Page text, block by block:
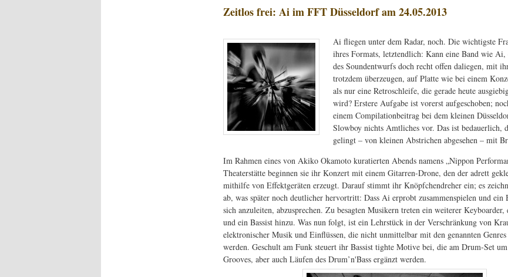
Zeitlos frei: Ai im FFT Düsseldorf am 24.05.2013
Ai fliegen unter dem Radar, noch. Die wichtigste
ihres Formats, letztendlich: Kann eine Band wie Ai,
des Soundentwurfs doch recht offen daliegen, mit
trotzdem überzeugen, auf Platte wie bei einem
als nur eine Retroschleife, die gerade heute
wird? Erstere Aufgabe ist vorerst aufgeschoben;
einem Compilationbeitrag bei dem kleinen
Slowboy nichts Amtliches vor. Das ist bedauerlich,
gelingt – von kleinen Abstrichen abgesehen – mit
Im Rahmen eines von Akiko Okamoto kuratierten Abends namens „Nippon
Theaterstätte beginnen sie ihr Konzert mit einem Gitarren-Drone, den der adrett
mithilfe von Effektgeräten erzeugt. Darauf stimmt ihr Knöpfchendreher ein; es
ab, was später noch deutlicher hervortritt: Dass Ai erprobt zusammenspielen und
sich anzuleiten, abzusprechen. Zu besagten Musikern treten ein weiterer Keyboarder,
und ein Bassist hinzu. Was nun folgt, ist ein Lehrstück in der Verschränkung von
elektronischer Musik und Einflüssen, die nicht unmittelbar mit den genannten Genres
werden. Geschult am Funk steuert ihr Bassist tighte Motive bei, die am Drum-Set
Grooves, aber auch Läufen des Drum’n'Bass ergänzt werden.